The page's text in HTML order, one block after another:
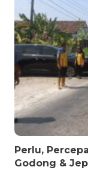
Perlu,
Godong &